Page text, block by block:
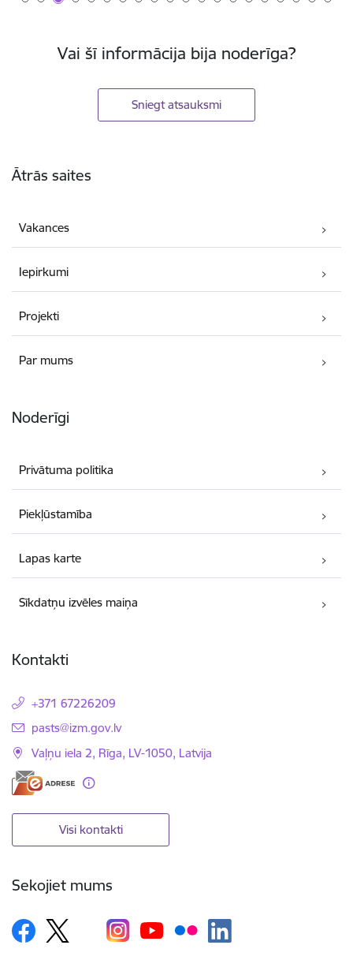
Vai šī informācija bija noderīga?
Sniegt atsauksmi
Ātrās saites
Vakances
Iepirkumi
Projekti
Par mums
Noderīgi
Privātuma politika
Piekļūstamība
Lapas karte
Sīkdatņu izvēles maiņa
Kontakti
+371 67226209
E-pasts:
pasts@izm.gov.lv
Vaļņu iela 2, Rīga, LV-1050, Latvija
Visi kontakti
Sekojiet mums